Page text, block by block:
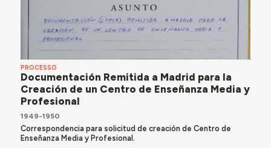
PROCESSO
Documentación Remitida a Madrid para la
Creación de un Centro de Enseñanza Media y
Profesional
1949-1950
Correspondencia para solicitud de creación de Centro de
Enseñanza Media y Profesional.